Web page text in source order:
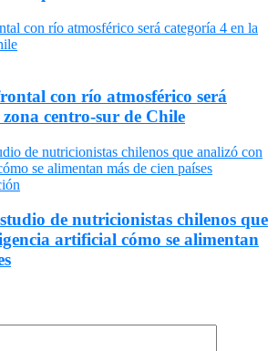
con río atmosférico será
centro-sur de Chile
de nutricionistas chilenos que
artificial cómo se alimentan